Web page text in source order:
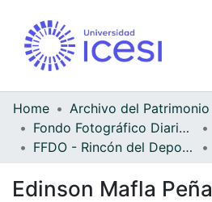
Home
Fondo Fotográfico Diario Occidente
FFDO - Rincón del Deportivo Cali - Patrimonial
Edinson Mafla Peña